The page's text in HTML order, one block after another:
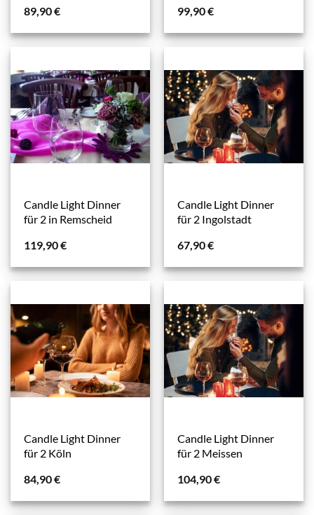
89,90€
99,90€
Candle Light Dinner
für 2 in Remscheid
119,90€
Candle Light Dinner
für 2 Ingolstadt
67,90€
Candle Light Dinner
für 2 Köln
84,90€
Candle Light Dinner
für 2 Meissen
104,90€